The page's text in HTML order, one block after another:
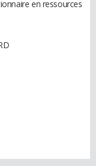
en ressources